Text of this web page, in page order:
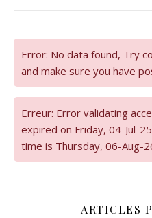
Error: No data found, Try
and make sure you have
Erreur: Error validating
expired on Friday, 04-Jul-
time is Thursday, 06-Aug-
ARTICLES